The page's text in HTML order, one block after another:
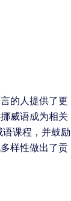
的人提供了更
威语成为相关
课程，并鼓励
样性做出了贡